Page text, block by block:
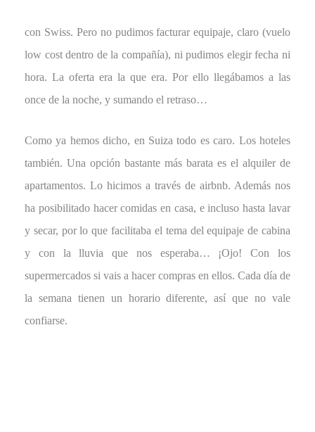
con Swiss. Pero no pudimos facturar equipaje, claro (vuelo
low cost dentro de la compañía), ni pudimos elegir fecha ni
hora. La oferta era la que era. Por ello llegábamos a las
once de la noche, y sumando el retraso…
Como ya hemos dicho, en Suiza todo es caro. Los hoteles
también. Una opción bastante más barata es el alquiler de
apartamentos. Lo hicimos a través de airbnb. Además nos
ha posibilitado hacer comidas en casa, e incluso hasta lavar
y secar, por lo que facilitaba el tema del equipaje de cabina
y con la lluvia que nos esperaba… ¡Ojo! Con los
supermercados si vais a hacer compras en ellos. Cada día de
la semana tienen un horario diferente, así que no vale
confiarse.